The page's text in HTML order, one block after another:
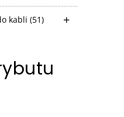
kabli (51)